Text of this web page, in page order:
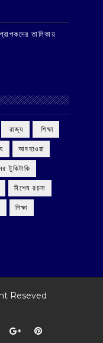
তালিকায়
‌ রাজ্য ‌ শিক্ষা
আবহাওয়া
টুকিটাকি
বিশেষ রচনা
শিক্ষা
Reseved